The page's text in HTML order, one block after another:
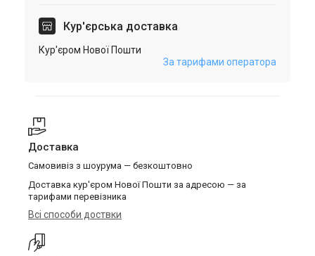
Кур'єрська доставка
Кур'єром Нової Пошти
За тарифами оператора
Доставка
Самовивіз з шоурума — безкоштовно
Доставка кур'єром Нової Пошти за адресою — за
тарифами перевізника
Всі способи доствки